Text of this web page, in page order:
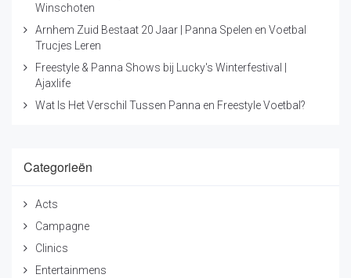
Winschoten
Arnhem Zuid Bestaat 20 Jaar | Panna Spelen en Voetbal
Trucjes Leren
Freestyle & Panna Shows bij Lucky's Winterfestival |
Ajaxlife
Wat Is Het Verschil Tussen Panna en Freestyle Voetbal?
Categorieën
Acts
Campagne
Clinics
Entertainmens